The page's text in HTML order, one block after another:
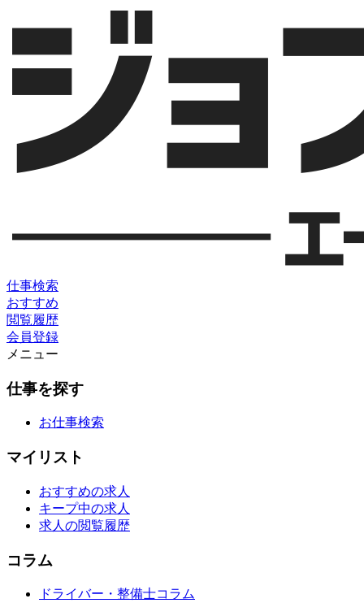
仕事検索
おすすめ
閲覧履歴
会員登録
メニュー
仕事を探す
お仕事検索
マイリスト
おすすめの求人
キープ中の求人
求人の閲覧履歴
コラム
ドライバー・整備士コラム